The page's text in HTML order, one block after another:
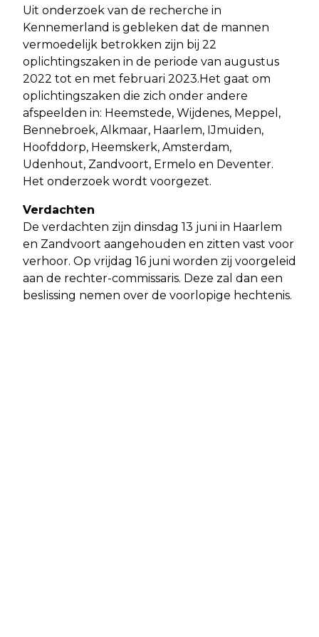
Uit onderzoek van de recherche in
Kennemerland is gebleken dat de mannen
vermoedelijk betrokken zijn bij 22
oplichtingszaken in de periode van augustus
2022 tot en met februari 2023.Het gaat om
oplichtingszaken die zich onder andere
afspeelden in: Heemstede, Wijdenes, Meppel,
Bennebroek, Alkmaar, Haarlem, IJmuiden,
Hoofddorp, Heemskerk, Amsterdam,
Udenhout, Zandvoort, Ermelo en Deventer.
Het onderzoek wordt voorgezet.
Verdachten
De verdachten zijn dinsdag 13 juni in Haarlem
en Zandvoort aangehouden en zitten vast voor
verhoor. Op vrijdag 16 juni worden zij voorgeleid
aan de rechter-commissaris. Deze zal dan een
beslissing nemen over de voorlopige hechtenis.